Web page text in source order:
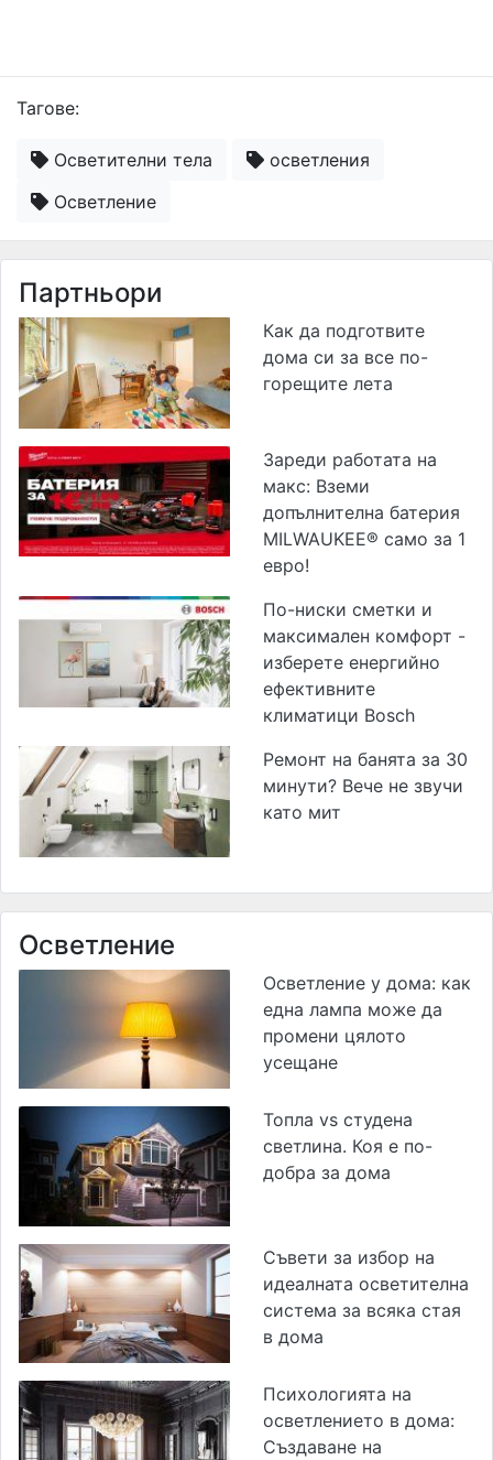
Тагове:
Осветителни тела
осветления
Осветление
Партньори
Как да подготвите
дома си за все по-
горещите лета
Зареди работата на
макс: Вземи
допълнителна батерия
MILWAUKEE® само за 1
евро!
По-ниски сметки и
максимален комфорт -
изберете енергийно
ефективните
климатици Bosch
Ремонт на банята за 30
минути? Вече не звучи
като мит
Осветление
Осветление у дома: как
една лампа може да
промени цялото
усещане
Топла vs студена
светлина. Коя е по-
добра за дома
Съвети за избор на
идеалната осветителна
система за всяка стая
в дома
Психологията на
осветлението в дома:
Създаване на